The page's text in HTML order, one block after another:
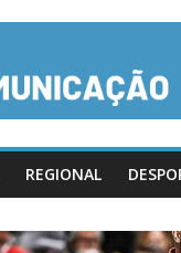
REGIONAL